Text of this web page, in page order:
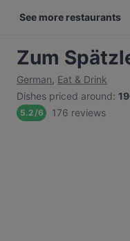
See more restaurants
Zum
German, Eat & Drink
Dishes priced around:
5.2/6 176 reviews